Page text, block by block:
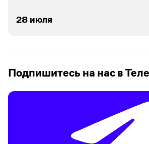
28 июля
Подпишитесь на нас в